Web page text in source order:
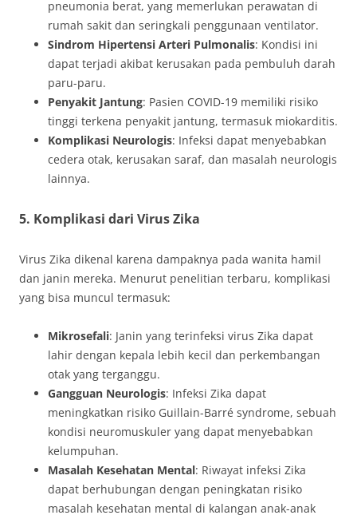
pneumonia berat, yang memerlukan perawatan di
rumah sakit dan seringkali penggunaan ventilator.
Sindrom Hipertensi Arteri Pulmonalis: Kondisi ini
dapat terjadi akibat kerusakan pada pembuluh darah
paru-paru.
Penyakit Jantung: Pasien COVID-19 memiliki risiko
tinggi terkena penyakit jantung, termasuk miokarditis.
Komplikasi Neurologis: Infeksi dapat menyebabkan
cedera otak, kerusakan saraf, dan masalah neurologis
lainnya.
5. Komplikasi dari Virus Zika
Virus Zika dikenal karena dampaknya pada wanita hamil
dan janin mereka. Menurut penelitian terbaru, komplikasi
yang bisa muncul termasuk:
Mikrosefali: Janin yang terinfeksi virus Zika dapat
lahir dengan kepala lebih kecil dan perkembangan
otak yang terganggu.
Gangguan Neurologis: Infeksi Zika dapat
meningkatkan risiko Guillain-Barré syndrome, sebuah
kondisi neuromuskuler yang dapat menyebabkan
kelumpuhan.
Masalah Kesehatan Mental: Riwayat infeksi Zika
dapat berhubungan dengan peningkatan risiko
masalah kesehatan mental di kalangan anak-anak